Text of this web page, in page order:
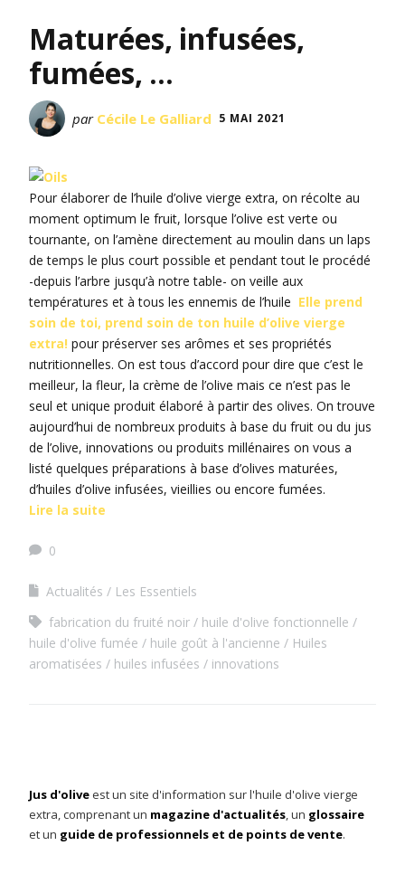
Maturées, infusées,
fumées, …
par Cécile Le Galliard 5 MAI 2021
Pour élaborer de l’huile d’olive vierge extra, on récolte au
moment optimum le fruit, lorsque l’olive est verte ou
tournante, on l’amène directement au moulin dans un laps
de temps le plus court possible et pendant tout le procédé
-depuis l’arbre jusqu’à notre table- on veille aux
températures et à tous les ennemis de l’huile Elle prend
soin de toi, prend soin de ton huile d’olive vierge
extra! pour préserver ses arômes et ses propriétés
nutritionnelles. On est tous d’accord pour dire que c’est le
meilleur, la fleur, la crème de l’olive mais ce n’est pas le
seul et unique produit élaboré à partir des olives. On trouve
aujourd’hui de nombreux produits à base du fruit ou du jus
de l’olive, innovations ou produits millénaires on vous a
listé quelques préparations à base d’olives maturées,
d’huiles d’olive infusées, vieillies ou encore fumées.
Lire la suite
0
Actualités
Les Essentiels
fabrication du fruité noir
huile d'olive fonctionnelle
huile d'olive fumée
huile goût à l'ancienne
Huiles
aromatisées
huiles infusées innovations
Jus d'oliveest un site d'information sur l'huile d'olive vierge
extra, comprenant un magazine d'actualités, un glossaire
et un guide de professionnels et de points de vente.